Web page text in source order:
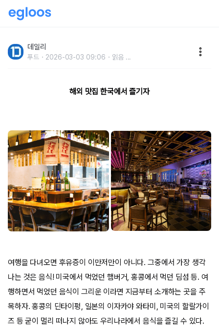
데일리
푸드 2026-03-03 09:06 읽음 ...
해외 맛집 한국에서 즐기자
여행을 다녀오면 후유증이 이만저만이 아니다. 그중에서 가장 생각
나는 것은 음식! 미국에서 먹었던 햄버거, 홍콩에서 먹던 딤섬 등. 여
행하면서 먹었던 음식이 그리운 이라면 지금부터 소개하는 곳을 주
목하자. 홍콩의 딘타이펑, 일본의 이자카야 와타미, 미국의 할랄가이
즈 등 굳이 멀리 떠나지 않아도 우리나라에서 음식을 즐길 수 있다.